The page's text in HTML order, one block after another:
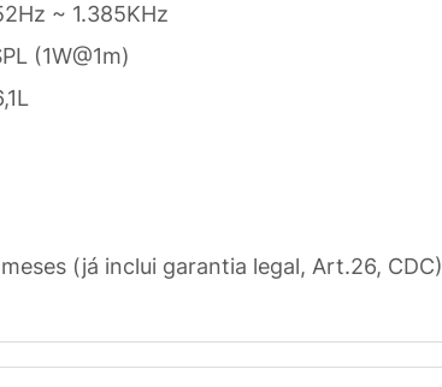
~ 1.385KHz
(1W@1m)
meses (já inclui garantia legal, Art.26, CDC)